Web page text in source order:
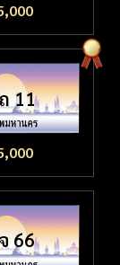
11
66